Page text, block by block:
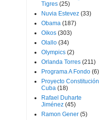
Tigres (25)
Nuvia Estevez (33)
Obama (187)
Oikos (303)
Olallo (34)
Olympics (2)
Orlanda Torres (211)
Programa A Fondo (6)
Proyecto Constitución
Cuba (18)
Rafael Duharte
Jiménez (45)
Ramon Gener (5)